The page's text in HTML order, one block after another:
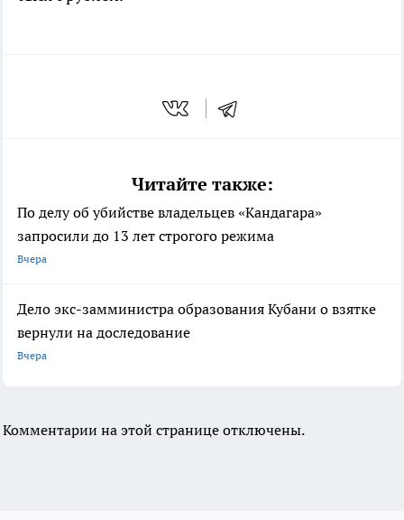
Читайте также:
По делу об убийстве владельцев «Кандагара»
запросили до 13 лет строгого режима
Вчера
Дело экс-замминистра образования Кубани о взятке
вернули на доследование
Вчера
Комментарии на этой странице отключены.